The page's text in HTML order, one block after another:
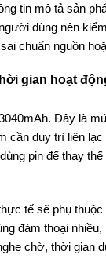
tin mô tả sản
dùng nên
chuẩn nguồn
gian hoạt
Đây là
cần duy trì liên
pin để thay
tế sẽ phụ thuộc
đàm thoại nhiều,
chờ, thời gian